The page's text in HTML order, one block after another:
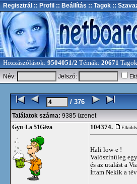
Regisztrál :: Profil :: Beállítás :: Tagok ::
Hozzászólások: 9504051/2 Témák: 20671
Név: Jelszó:
/ 376
Találatok száma: 9385 üzenet
Gyu-La 51Géza 104374.
Hali low-e !
Valószinüleg
és az utalást a
Írtam Nekik a